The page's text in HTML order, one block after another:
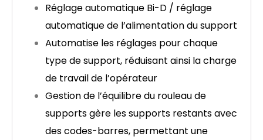
Réglage automatique Bi-D / réglage
automatique de l’alimentation du support
Automatise les réglages pour chaque
type de support, réduisant ainsi la charge
de travail de l’opérateur
Gestion de l’équilibre du rouleau de
supports gère les supports restants avec
des codes-barres, permettant une